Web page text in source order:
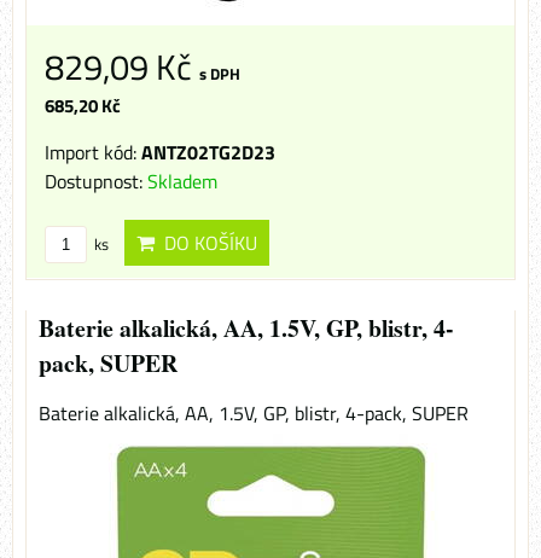
829,09 Kč s DPH
685,20 Kč
Import kód:ANTZ02TG2D23
Dostupnost:Skladem
ks DO KOŠÍKU
Baterie alkalická, AA, 1.5V, GP, blistr, 4-
pack, SUPER
Baterie alkalická, AA, 1.5V, GP, blistr, 4-pack, SUPER